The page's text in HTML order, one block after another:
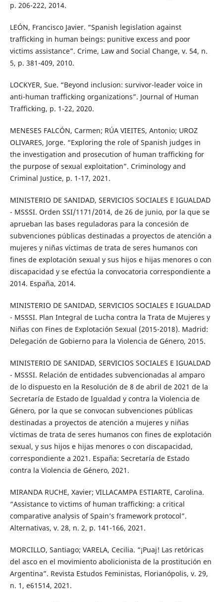
p. 206-222, 2014.
LEÓN, Francisco Javier. “Spanish legislation against
trafficking in human beings: punitive excess and poor
victims assistance”. Crime, Law and Social Change, v. 54, n.
5, p. 381-409, 2010.
LOCKYER, Sue. “Beyond inclusion: survivor-leader voice in
anti-human trafficking organizations”. Journal of Human
Trafficking, p. 1-22, 2020.
MENESES FALCÓN, Carmen; RÚA VIEITES, Antonio; UROZ
OLIVARES, Jorge. “Exploring the role of Spanish judges in
the investigation and prosecution of human trafficking for
the purpose of sexual exploitation”. Criminology and
Criminal Justice, p. 1-17, 2021.
MINISTERIO DE SANIDAD, SERVICIOS SOCIALES E IGUALDAD
- MSSSI. Orden SSI/1171/2014, de 26 de junio, por la que se
aprueban las bases reguladoras para la concesión de
subvenciones públicas destinadas a proyectos de atención a
mujeres y niñas víctimas de trata de seres humanos con
fines de explotación sexual y sus hijos e hijas menores o con
discapacidad y se efectúa la convocatoria correspondiente a
2014. España, 2014.
MINISTERIO DE SANIDAD, SERVICIOS SOCIALES E IGUALDAD
- MSSSI. Plan Integral de Lucha contra la Trata de Mujeres y
Niñas con Fines de Explotación Sexual (2015-2018). Madrid:
Delegación de Gobierno para la Violencia de Género, 2015.
MINISTERIO DE SANIDAD, SERVICIOS SOCIALES E IGUALDAD
- MSSSI. Relación de entidades subvencionadas al amparo
de lo dispuesto en la Resolución de 8 de abril de 2021 de la
Secretaría de Estado de Igualdad y contra la Violencia de
Género, por la que se convocan subvenciones públicas
destinadas a proyectos de atención a mujeres y niñas
víctimas de trata de seres humanos con fines de explotación
sexual, y sus hijos e hijas menores o con discapacidad,
correspondiente a 2021. España: Secretaría de Estado
contra la Violencia de Género, 2021.
MIRANDA RUCHE, Xavier; VILLACAMPA ESTIARTE, Carolina.
“Assistance to victims of human trafficking: a critical
comparative analysis of Spain’s framework protocol”.
Alternativas, v. 28, n. 2, p. 141-166, 2021.
MORCILLO, Santiago; VARELA, Cecilia. “¡Puaj! Las retóricas
del asco en el movimiento abolicionista de la prostitución en
Argentina”. Revista Estudos Feministas, Florianópolis, v. 29,
n. 1, e61514, 2021.